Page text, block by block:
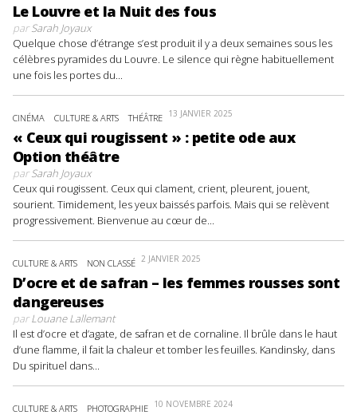
Le Louvre et la Nuit des fous
parSarah Joyaux
Quelque chose d’étrange s’est produit il y a deux semaines sous les
célèbres pyramides du Louvre. Le silence qui règne habituellement
une fois les portes du...
CINÉMA CULTURE & ARTS THÉÂTRE 13 JANVIER 2025
« Ceux qui rougissent » : petite ode aux
Option théâtre
parSarah Joyaux
Ceux qui rougissent. Ceux qui clament, crient, pleurent, jouent,
sourient. Timidement, les yeux baissés parfois. Mais qui se relèvent
progressivement. Bienvenue au cœur de...
CULTURE & ARTS NON CLASSÉ 2 JANVIER 2025
D’ocre et de safran – les femmes rousses sont
dangereuses
parLouane Lallemant
Il est d’ocre et d’agate, de safran et de cornaline. Il brûle dans le haut
d’une flamme, il fait la chaleur et tomber les feuilles. Kandinsky, dans
Du spirituel dans...
CULTURE & ARTS PHOTOGRAPHIE 10 NOVEMBRE 2024